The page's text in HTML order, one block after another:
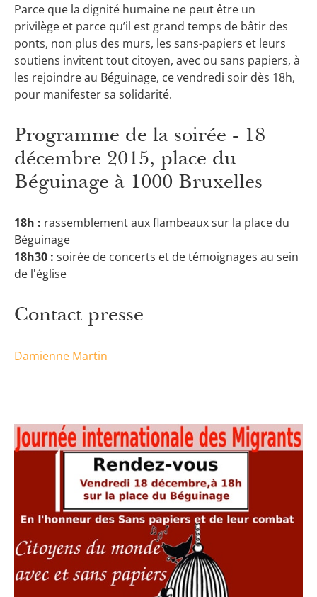
Parce que la dignité humaine ne peut être un
privilège et parce qu’il est grand temps de bâtir des
ponts, non plus des murs, les sans-papiers et leurs
soutiens invitent tout citoyen, avec ou sans papiers, à
les rejoindre au Béguinage, ce vendredi soir dès 18h,
pour manifester sa solidarité.
Programme de la soirée - 18
décembre 2015, place du
Béguinage à 1000 Bruxelles
18h : rassemblement aux flambeaux sur la place du
Béguinage
18h30 : soirée de concerts et de témoignages au sein
de l'église
Contact presse
Damienne Martin